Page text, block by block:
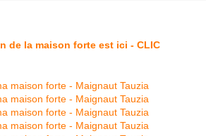
de la maison forte est ici - CLIC